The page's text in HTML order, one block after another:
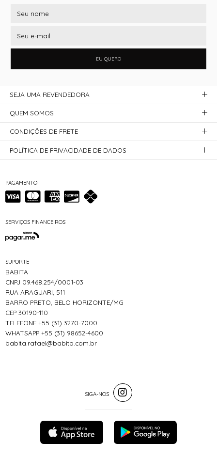
EU QUERO
PAGAMENTO
SERVIÇOS FINANCEIROS
SUPORTE
BABITA
CNPJ 09.468.254/0001-03
RUA ARAGUARI, 511
BARRO PRETO, BELO HORIZONTE/MG
CEP 30190-110
TELEFONE +55 (31) 3270-7000
WHATSAPP +55 (31) 98652-4600
babita.rafael@babita.com.br
SEJA UMA REVENDEDORA
QUEM SOMOS
CONDIÇÕES DE FRETE
POLÍTICA DE PRIVACIDADE DE DADOS